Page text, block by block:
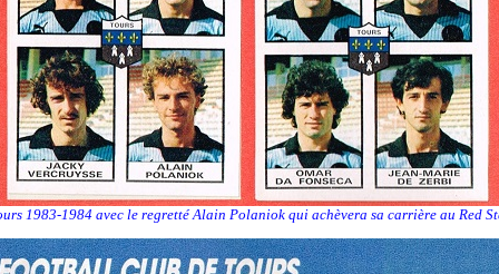
1983-1984 avec le regretté Alain Polaniok qui achèvera sa carrière au Red